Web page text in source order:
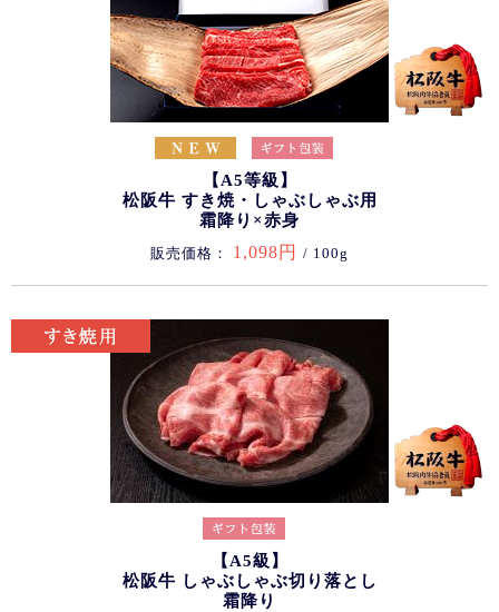
【A5等級】
松阪牛 すき焼・しゃぶしゃぶ用
霜降り×赤身
販売価格： 1,098円 / 100g
【A5級】
松阪牛 しゃぶしゃぶ切り落とし
霜降り